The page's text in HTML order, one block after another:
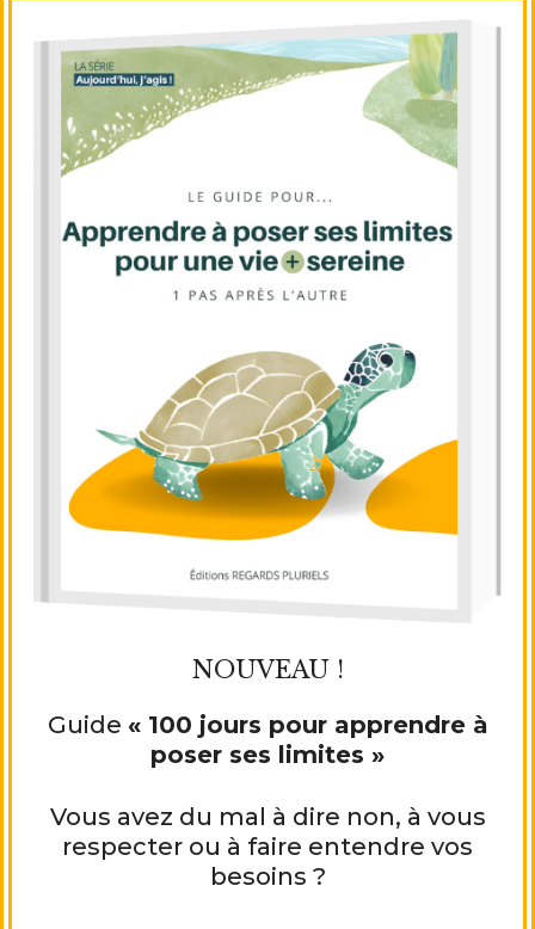
NOUVEAU !
Guide « 100 jours pour apprendre à
poser ses limites »
Vous avez du mal à dire non, à vous
respecter ou à faire entendre vos
besoins ?